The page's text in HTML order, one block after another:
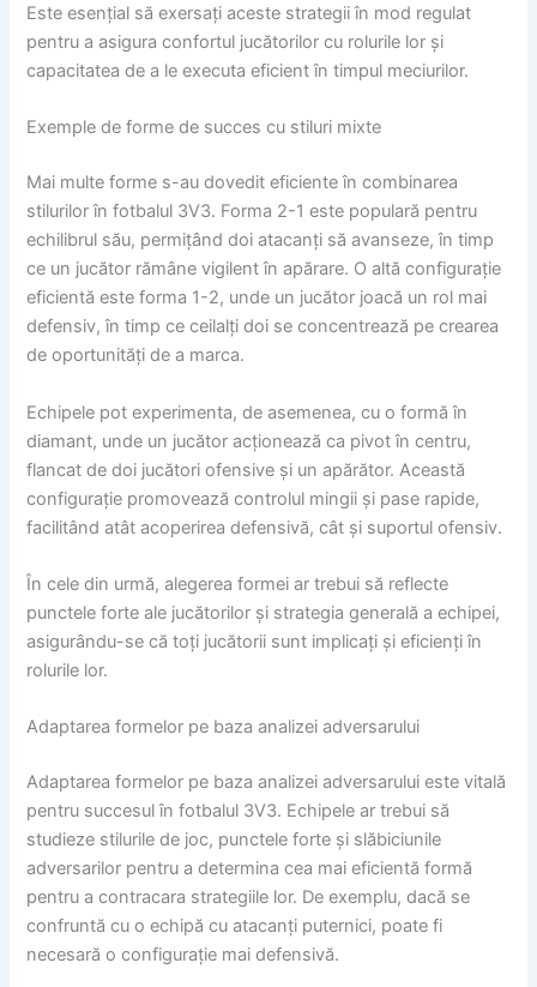
Este esențial să exersați aceste strategii în mod regulat
pentru a asigura confortul jucătorilor cu rolurile lor și
capacitatea de a le executa eficient în timpul meciurilor.
Exemple de forme de succes cu stiluri mixte
Mai multe forme s-au dovedit eficiente în combinarea
stilurilor în fotbalul 3V3. Forma 2-1 este populară pentru
echilibrul său, permițând doi atacanți să avanseze, în timp
ce un jucător rămâne vigilent în apărare. O altă configurație
eficientă este forma 1-2, unde un jucător joacă un rol mai
defensiv, în timp ce ceilalți doi se concentrează pe crearea
de oportunități de a marca.
Echipele pot experimenta, de asemenea, cu o formă în
diamant, unde un jucător acționează ca pivot în centru,
flancat de doi jucători ofensive și un apărător. Această
configurație promovează controlul mingii și pase rapide,
facilitând atât acoperirea defensivă, cât și suportul ofensiv.
În cele din urmă, alegerea formei ar trebui să reflecte
punctele forte ale jucătorilor și strategia generală a echipei,
asigurându-se că toți jucătorii sunt implicați și eficienți în
rolurile lor.
Adaptarea formelor pe baza analizei adversarului
Adaptarea formelor pe baza analizei adversarului este vitală
pentru succesul în fotbalul 3V3. Echipele ar trebui să
studieze stilurile de joc, punctele forte și slăbiciunile
adversarilor pentru a determina cea mai eficientă formă
pentru a contracara strategiile lor. De exemplu, dacă se
confruntă cu o echipă cu atacanți puternici, poate fi
necesară o configurație mai defensivă.